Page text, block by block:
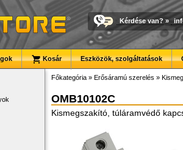
Kérdése van? »
Kosár Eszközök, szolgáltatások
Főkategória » Erősáramú szerelés »
OMB10102C
Kismegszakító, túláramvédő